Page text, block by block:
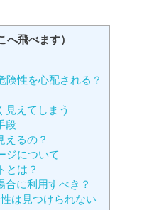
飛べます）
険性を心配される？
見えてしまう
段
えるの？
ジについて
とは？
合に利用すべき？
は見つけられない